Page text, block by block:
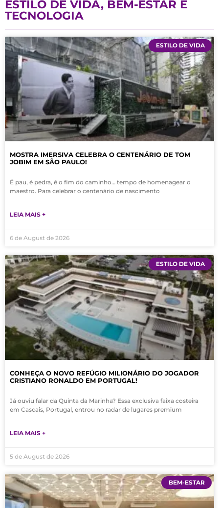
ESTILO DE VIDA, BEM-ESTAR E
TECNOLOGIA
ESTILO DE VIDA
MOSTRA IMERSIVA CELEBRA O CENTENÁRIO DE TOM
JOBIM EM SÃO PAULO!
É pau, é pedra, é o fim do caminho… tempo de homenagear o
maestro. Para celebrar o centenário de nascimento
LEIA MAIS +
6 de August de 2026
ESTILO DE VIDA
CONHEÇA O NOVO REFÚGIO MILIONÁRIO DO JOGADOR
CRISTIANO RONALDO EM PORTUGAL!
Já ouviu falar da Quinta da Marinha? Essa exclusiva faixa costeira
em Cascais, Portugal, entrou no radar de lugares premium
LEIA MAIS +
5 de August de 2026
BEM-ESTAR